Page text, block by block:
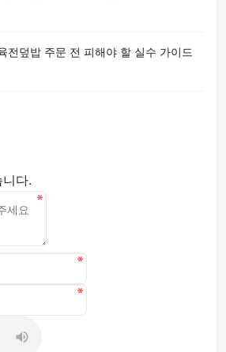
전덮밥 주문 전 피해야 할 실수 가이드
다.